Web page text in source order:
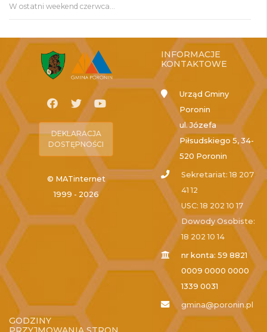
W ostatni weekend czerwca...
DEKLARACJA
DOSTĘPNOŚCI
© MATinternet
1999 - 2026
INFORMACJE
KONTAKTOWE
Urząd Gminy
Poronin
ul. Józefa
Piłsudskiego 5, 34-
520 Poronin
Sekretariat: 18 207
41 12
USC: 18 202 10 17
Dowody Osobiste:
18 202 10 14
nr konta: 59 8821
0009 0000 0000
1339 0031
gmina@poronin.pl
GODZINY